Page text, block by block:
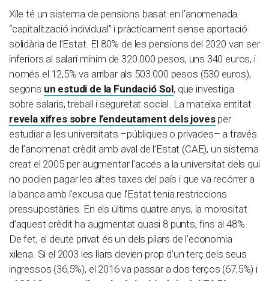
Xile té un sistema de pensions basat en l’anomenada
“capitalització individual” i pràcticament sense aportació
solidària de l’Estat. El 80% de les pensions del 2020 van ser
inferiors al salari mínim de 320.000 pesos, uns 340 euros, i
només el 12,5% va arribar als 503.000 pesos (530 euros),
segons un estudi de la Fundació Sol, que investiga
sobre salaris, treball i seguretat social. La mateixa entitat
revela xifres sobre l’endeutament dels jovesper
estudiar a les universitats –públiques o privades– a través
de l’anomenat crèdit amb aval de l’Estat (CAE), un sistema
creat el 2005 per augmentar l’accés a la universitat dels qui
no podien pagar les altes taxes del país i que va recórrer a
la banca amb l’excusa que l’Estat tenia restriccions
pressupostàries. En els últims quatre anys, la morositat
d’aquest crèdit ha augmentat quasi 8 punts, fins al 48%.
De fet, el deute privat és un dels pilars de l’economia
xilena. Si el 2003 les llars devien prop d’un terç dels seus
ingressos (36,5%), el 2016 va passar a dos terços (67,5%) i